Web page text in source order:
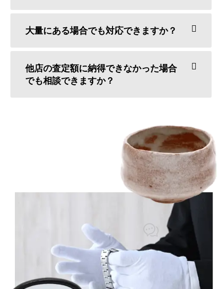
大量にある場合でも対応できますか？
他店の査定額に納得できなかった場合
でも相談できますか？